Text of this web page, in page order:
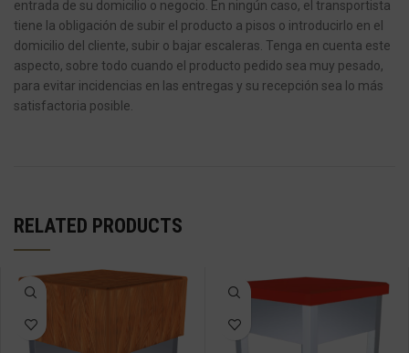
entrada de su domicilio o negocio. En ningún caso, el transportista
tiene la obligación de subir el producto a pisos o introducirlo en el
domicilio del cliente, subir o bajar escaleras. Tenga en cuenta este
aspecto, sobre todo cuando el producto pedido sea muy pesado,
para evitar incidencias en las entregas y su recepción sea lo más
satisfactoria posible.
RELATED PRODUCTS